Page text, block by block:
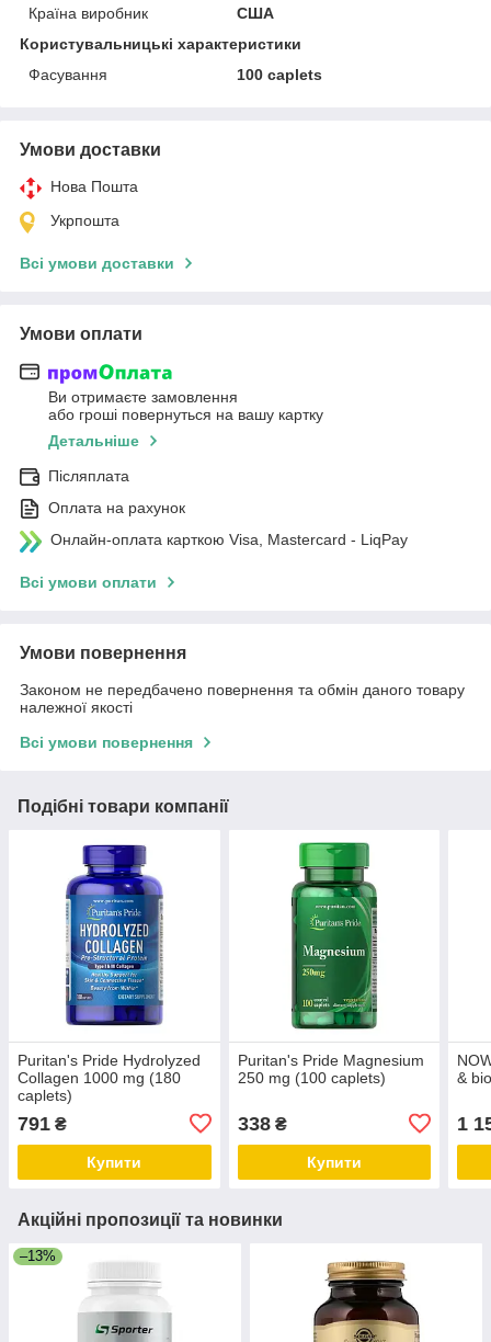
Країна виробник
США
Користувальницькі характеристики
Фасування
100 caplets
Умови доставки
Нова Пошта
Укрпошта
Всі умови доставки
Умови оплати
Ви отримаєте замовлення
або гроші повернуться на вашу картку
Детальніше
Післяплата
Оплата на рахунок
Онлайн-оплата карткою Visa, Mastercard - LiqPay
Всі умови оплати
Умови повернення
Законом не передбачено повернення та обмін даного товару
належної якості
Всі умови повернення
Подібні товари компанії
Puritan's Pride Hydrolyzed
Collagen 1000 mg (180
caplets)
791 ₴
Купити
Puritan's Pride Magnesium
250 mg (100 caplets)
338₴
Купити
&
1
Акційні пропозиції та новинки
–13%